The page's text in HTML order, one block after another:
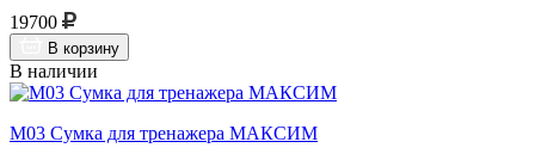
19700
В корзину
В наличии
М03 Сумка для тренажера МАКСИМ